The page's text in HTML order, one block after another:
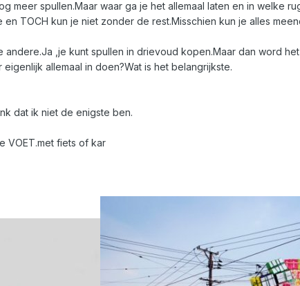
meer spullen.Maar waar ga je het allemaal laten en in welke
en TOCH kun je niet zonder de rest.Misschien kun je alles
,je kunt spullen in drievoud kopen.Maar dan word
allemaal in doen?Wat is het belangrijkste.
dat ik niet de enigste ben.
VOET.met fiets of kar